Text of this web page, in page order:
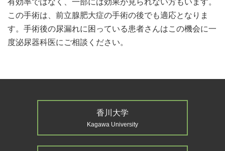
有効率ではなく、一部には効果が見られない方もいます。
この手術は、前立腺肥大症の手術の後でも適応となりま
す。手術後の尿漏れに困っている患者さんはこの機会に一
度泌尿器科医にご相談ください。
香川大学
Kagawa University